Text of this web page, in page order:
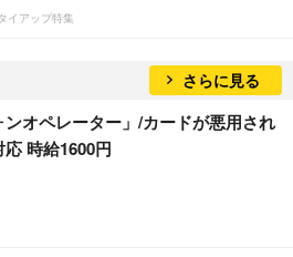
イアップ特集
さらに見る
オペレーター」/カードが悪用され
時給1600円